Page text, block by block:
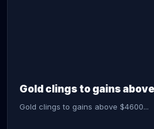
Gold clings to gains
Gold clings to gains above $4600...